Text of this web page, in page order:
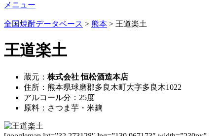
メニュー
全国焼酎データベース > 熊本 > 王道楽土
王道楽土
蔵元： 株式会社 恒松酒造本店
住所：熊本県球磨郡多良木町大字多良木1022
アルコール分：25度
原料：さつま芋・米麹